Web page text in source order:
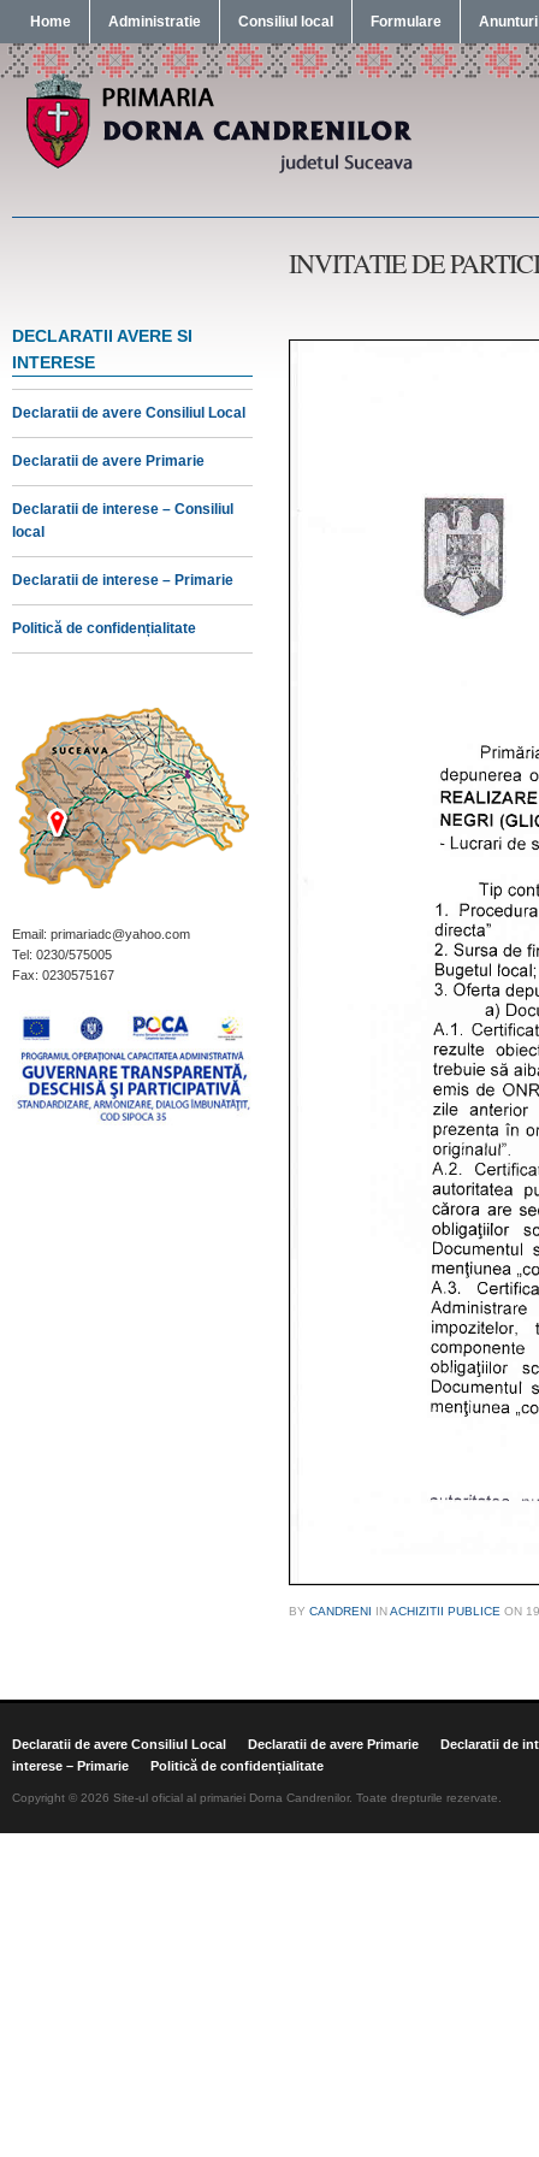
Home Administratie Consiliul local Formulare Anunturi
INVITATIE DE
DECLARATII AVERE SI
INTERESE
Declaratii de avere Consiliul Local
Declaratii de avere Primarie
Declaratii de interese – Consiliul
local
Declaratii de interese – Primarie
Politică de confidențialitate
Email: primariadc@yahoo.com
Tel: 0230/575005
Fax: 0230575167
BY CANDRENI INACHIZITII PUBLICE ON
Declaratii de avere Consiliul Local Declaratii de avere Primarie
Declaratii de
interese – Primarie
Politică de confidențialitate
Copyright © 2026 Site-ul oficial al primariei Dorna Candrenilor. Toate drepturile rezervate.